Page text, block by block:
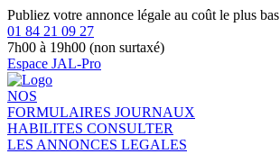
Publiez votre annonce légale au coût le plus bas
01 84 21 09 27
7h00 à 19h00 (non surtaxé)
Espace JAL-Pro
NOS
FORMULAIRES JOURNAUX
HABILITES CONSULTER
LES ANNONCES LEGALES